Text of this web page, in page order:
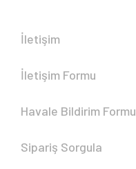
İletişim
İletişim Formu
Havale Bildirim Formu
Sipariş Sorgula